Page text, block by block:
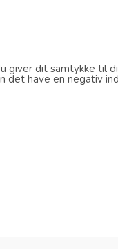
dit samtykke til
have en negativ